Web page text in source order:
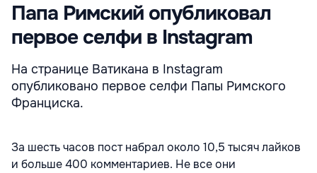
Папа Римский опубликовал
первое селфи в Instagram
На странице Ватикана в Instagram
опубликовано первое селфи Папы Римского
Франциска.
За шесть часов пост набрал около 10,5 тысяч лайков
и больше 400 комментариев. Не все они